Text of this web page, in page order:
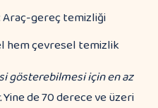
Araç-gereç temizliği
hem çevresel temizlik
gösterebilmesi için en az
Yine de 70 derece ve üzeri